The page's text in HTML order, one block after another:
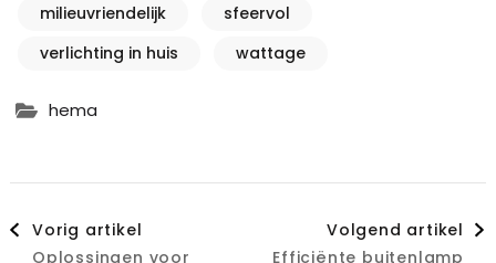
milieuvriendelijk
sfeervol
verlichting in huis
wattage
hema
Berichtnavigatie
Vorig artikel
Oplossingen voor
Volgend artikel
Efficiënte buitenlamp